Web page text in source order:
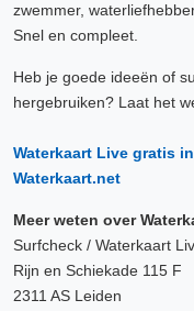
zwemmer,
Snel en compleet.
Heb je goede ideeën of
hergebruiken? Laat het
Waterkaart Live gratis
Waterkaart.net
Meer weten over
Surfcheck / Waterkaart
Rijn en Schiekade 115 F
2311 AS Leiden